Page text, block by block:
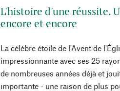
L'histoire d'une réussite.
encore et encore
La célèbre étoile de l'Avent de
impressionnante avec ses 25
de nombreuses années déjà et
importante - une raison de plus